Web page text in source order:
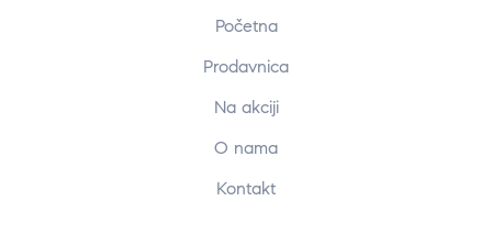
Početna
Prodavnica
Na akciji
O nama
Kontakt